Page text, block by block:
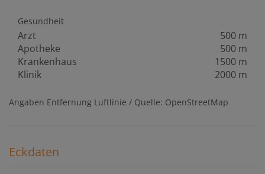
Gesundheit
Arzt
500 m
Apotheke
500 m
Krankenhaus
1500 m
Klinik
2000 m
Angaben Entfernung Luftlinie / Quelle: OpenStreetMap
Eckdaten